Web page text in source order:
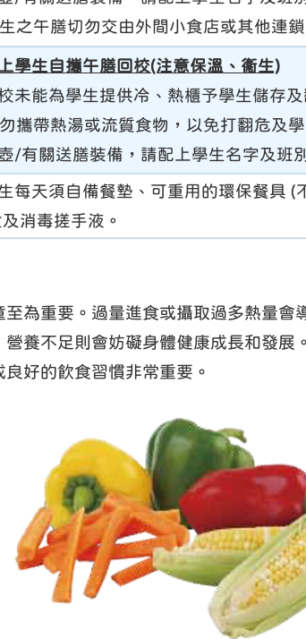
之午膳切勿交由外間小食店或其他連
學生自攜午膳回校(注意保溫、衞生)
未能為學生提供冷、熱櫃予學生儲存
攜帶熱湯或流質食物，以免打翻危及
/有關送膳裝備，請配上學生名字及班
每天須自備餐墊、可重用的環保餐具
消毒搓手液。
為重要。過量進食或攝取過多熱量
養不足則會妨礙身體健康成長和發
好的飲食習慣非常重要。